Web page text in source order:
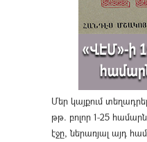
Մեր կայքում
թթ. բոլոր 1-25
էջը, ներառյալ այդ